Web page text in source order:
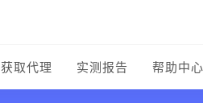
获取代理 实测报告 帮助中心